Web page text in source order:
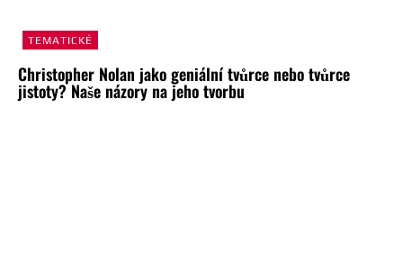
TEMATICKÉ
Christopher Nolan jako geniální tvůrce nebo tvůrce
jistoty? Naše názory na jeho tvorbu